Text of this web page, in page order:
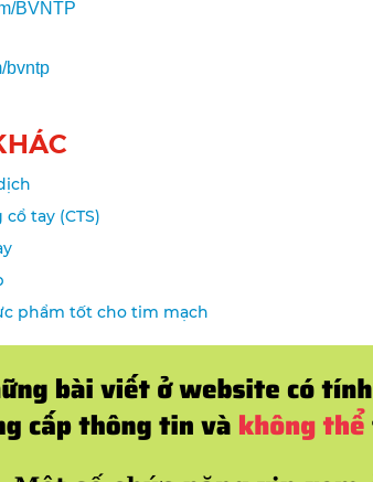
BVNTP
bvntp
tay (CTS)
phẩm tốt cho tim mạch